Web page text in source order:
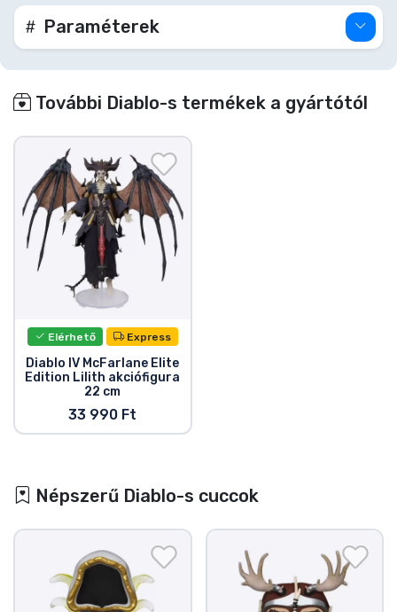
Paraméterek
További Diablo-s termékek a gyártótól
Elérhető Express
Diablo IV McFarlane Elite
Edition Lilith akciófigura
22 cm
33 990 Ft
Népszerű Diablo-s cuccok